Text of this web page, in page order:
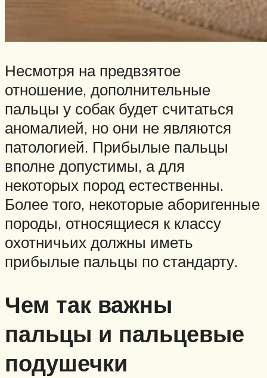
Несмотря на предвзятое
отношение, дополнительные
пальцы у собак будет считаться
аномалией, но они не являются
патологией. Прибылые пальцы
вполне допустимы, а для
некоторых пород естественны.
Более того, некоторые аборигенные
породы, относящиеся к классу
охотничьих должны иметь
прибылые пальцы по стандарту.
Чем так важны
пальцы и пальцевые
подушечки